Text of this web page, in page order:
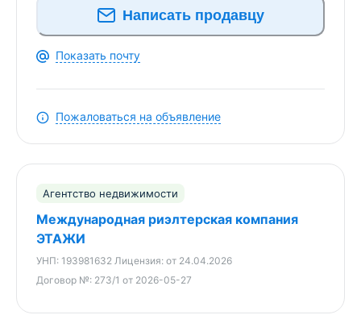
Будем рады видеть Вас на просмотре!
ООО "Международная риэлтерская компания
Договор №273 от 27.05.2025 г.
Лицензия на оказание риэлтерских услуг №
Написать продавцу
Показать почту
Пожаловаться на объявление
Агентство недвижимости
Международная риэлтерская компания
ЭТАЖИ
УНП: 193981632 Лицензия: от 24.04.2026
Договор №: 273/1 от 2026-05-27